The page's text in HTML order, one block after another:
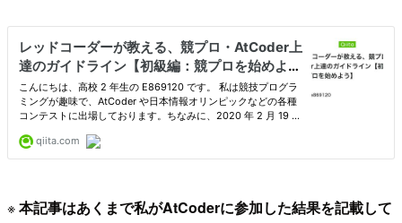
※本記事はあくまで私がAtCoderに参加した結果を記載して